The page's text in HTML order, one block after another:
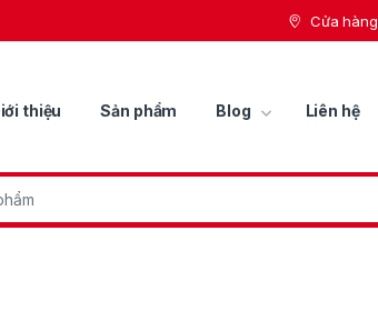
Cửa hàng
thiệu Sản phẩm Blog Liên hệ